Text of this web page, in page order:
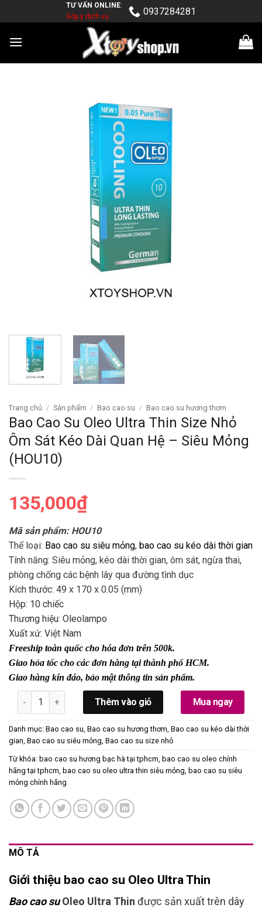
to
content
TƯ VẤN ONLINE:
Góp ý dịch vụ:
0937284281
Trang chủ / Sản phẩm / Bao cao su / Bao cao su hương thơm
Bao Cao Su Oleo Ultra Thin Size Nhỏ
Ôm Sát Kéo Dài Quan Hệ – Siêu Mỏng
(HOU10)
135,000₫
Mã sản phẩm: HOU10
Thế loại: Bao cao su siêu mỏng, bao cao su kéo dài thời gian
Tính năng: Siêu mỏng, kéo dài thời gian, ôm sát, ngừa thai,
phòng chống các bệnh lây qua đường tình dục
Kích thước: 49 x 170 x 0.05 (mm)
Hộp: 10 chiếc
Thương hiệu: Oleolampo
Xuất xứ: Việt Nam
Freeship toàn quốc cho hóa đơn trên 500k.
Giao hỏa tốc cho các đơn hàng tại thành phố HCM.
Giao hàng kín đáo, bảo mật thông tin sản phẩm.
Bao Cao Su Oleo Ultra Thin Size Nhỏ Ôm Sát Kéo Dài Quan
Thêm vào giỏ Mua ngay
Danh mục: Bao cao su, Bao cao su hương thơm, Bao cao su kéo dài thời
gian, Bao cao su siêu mỏng, Bao cao su size nhỏ
Từ khóa: bao cao su hương bạc hà tại tphcm, bao cao su oleo chính
hãng tại tphcm, bao cao su oleo ultra thin siêu mỏng, bao cao su siêu
mỏng chính hãng
MÔ TẢ
Giới thiệu bao cao su Oleo Ultra Thin
Bao cao su Oleo Ultra Thin được sản xuất trên dây